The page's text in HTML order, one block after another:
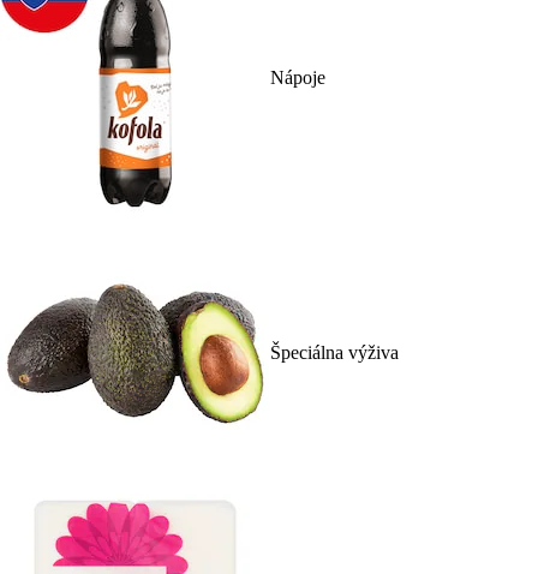
Nápoje
Špeciálna výživa